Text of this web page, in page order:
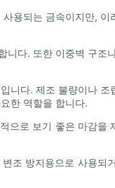
용되는 금속이지만, 이
니다. 또한 이중벽 구조
니다. 제조 불량이나 조
한 역할을 합니다.
으로 보기 좋은 마감을
조 방지용으로 사용되